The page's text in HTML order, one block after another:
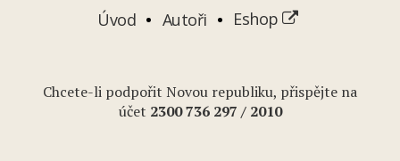
Úvod Autoři Eshop
Chcete-li podpořit Novou republiku, přispějte na
účet 2300 736 297 / 2010